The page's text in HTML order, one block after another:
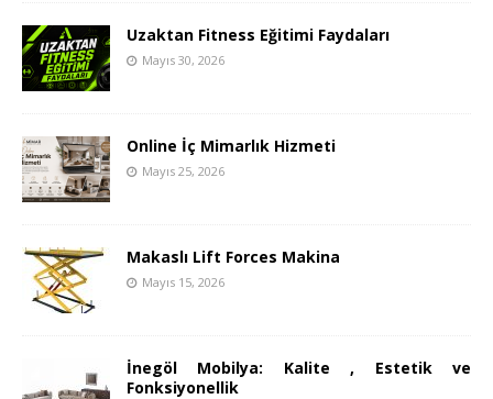
Uzaktan Fitness Eğitimi Faydaları
Mayıs 30, 2026
Online İç Mimarlık Hizmeti
Mayıs 25, 2026
Makaslı Lift Forces Makina
Mayıs 15, 2026
İnegöl Mobilya: Kalite , Estetik ve
Fonksiyonellik